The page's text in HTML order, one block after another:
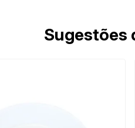
Sugestões